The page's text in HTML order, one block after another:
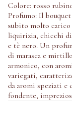
Colore: rosso
Profumo: Il
subito molto carico
liquirizia, chicchi
e tè nero. Un
di marasca e
armonico, con
variegati,
da aromi speziati e
fondente,